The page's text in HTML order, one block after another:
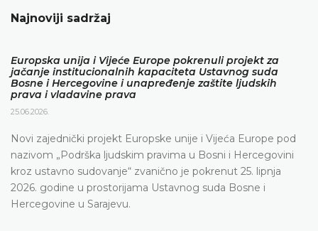
Najnoviji sadržaj
Europska unija i Vijeće Europe pokrenuli projekt za
jačanje institucionalnih kapaciteta Ustavnog suda
Bosne i Hercegovine i unapređenje zaštite ljudskih
prava i vladavine prava
25.06.2026.
Novi zajednički projekt Europske unije i Vijeća Europe pod
nazivom „Podrška ljudskim pravima u Bosni i Hercegovini
kroz ustavno sudovanje“ zvanično je pokrenut 25. lipnja
2026. godine u prostorijama Ustavnog suda Bosne i
Hercegovine u Sarajevu.